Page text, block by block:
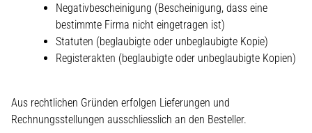
Negativbescheinigung (Bescheinigung, dass eine
bestimmte Firma nicht eingetragen ist)
Statuten (beglaubigte oder unbeglaubigte Kopie)
Registerakten (beglaubigte oder unbeglaubigte Kopien)
Aus rechtlichen Gründen erfolgen Lieferungen und
Rechnungsstellungen ausschliesslich an den Besteller.